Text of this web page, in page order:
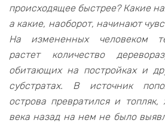
происходящее быстрее? Какие
а какие, наоборот, начинают
На измененных человеком
растет количество
обитающих на постройках и
субстратах. В источник
острова превратился и топляк,
века назад на нем не было